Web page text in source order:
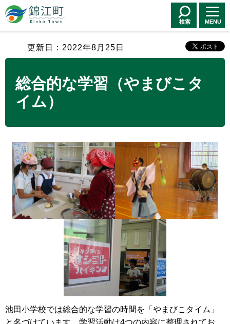
錦江町 Kinko
Town
検索 MENU
更新日：2022年8月25日
総合的な学習（やまびこタ
イム）
池田小学校では総合的な学習の時間を「やまびこタイム」
と名づけています。学習活動は4つの内容に整理されてお